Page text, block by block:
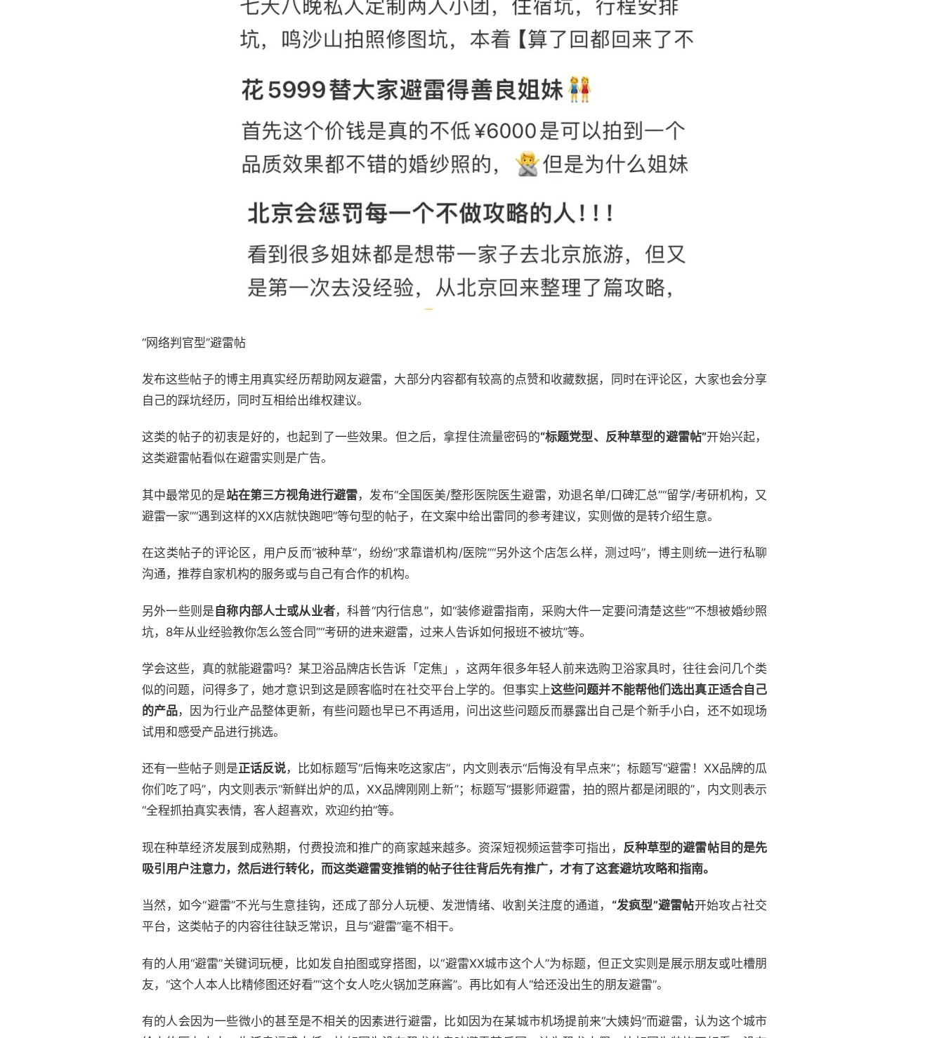
“网络判官型”避雷帖
发布这些帖子的博主用真实经历帮助网友避雷，大部分内容都有较高的点赞和收藏数据，同时在评论区，大家也会分享
自己的踩坑经历，同时互相给出维权建议。
这类的帖子的初衷是好的，也起到了一些效果。但之后，拿捏住流量密码的“标题党型、反种草型的避雷帖”开始兴起，
这类避雷帖看似在避雷实则是广告。
其中最常见的是站在第三方视角进行避雷，发布“全国医美/整形医院医生避雷，劝退名单/口碑汇总”“留学/考研机构，又
避雷一家”“遇到这样的XX店就快跑吧”等句型的帖子，在文案中给出雷同的参考建议，实则做的是转介绍生意。
在这类帖子的评论区，用户反而“被种草”，纷纷“求靠谱机构/医院”“另外这个店怎么样，测过吗”，博主则统一进行私聊
沟通，推荐自家机构的服务或与自己有合作的机构。
另外一些则是自称内部人士或从业者，科普“内行信息”，如“装修避雷指南，采购大件一定要问清楚这些”“不想被婚纱照
坑，8年从业经验教你怎么签合同”“考研的进来避雷，过来人告诉如何报班不被坑”等。
学会这些，真的就能避雷吗？某卫浴品牌店长告诉「定焦」，这两年很多年轻人前来选购卫浴家具时，往往会问几个类
似的问题，问得多了，她才意识到这是顾客临时在社交平台上学的。但事实上这些问题并不能帮他们选出真正适合自己
的产品，因为行业产品整体更新，有些问题也早已不再适用，问出这些问题反而暴露出自己是个新手小白，还不如现场
试用和感受产品进行挑选。
还有一些帖子则是正话反说，比如标题写“后悔来吃这家店”，内文则表示“后悔没有早点来”；标题写“避雷！XX品牌的瓜
你们吃了吗”，内文则表示“新鲜出炉的瓜，XX品牌刚刚上新”；标题写“摄影师避雷，拍的照片都是闭眼的”，内文则表示
“全程抓拍真实表情，客人超喜欢，欢迎约拍”等。
现在种草经济发展到成熟期，付费投流和推广的商家越来越多。资深短视频运营李可指出， 反种草型的避雷帖目的是先
吸引用户注意力，然后进行转化，而这类避雷变推销的帖子往往背后先有推广，才有了这套避坑攻略和指南。
当然，如今“避雷”不光与生意挂钩，还成了部分人玩梗、发泄情绪、收割关注度的通道， “发疯型”避雷帖开始攻占社交
平台，这类帖子的内容往往缺乏常识，且与“避雷”毫不相干。
有的人用“避雷”关键词玩梗，比如发自拍图或穿搭图，以“避雷XX城市这个人”为标题，但正文实则是展示朋友或吐槽朋
友，“这个人本人比精修图还好看”“这个女人吃火锅加芝麻酱”。再比如有人“给还没出生的朋友避雷”。
有的人会因为一些微小的甚至是不相关的因素进行避雷，比如因为在某城市机场提前来“大姨妈”而避雷，认为这个城市